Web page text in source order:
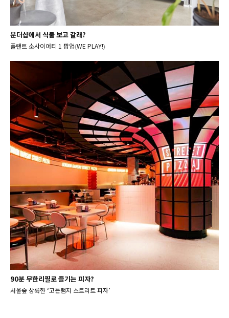
분더샵에서 식물 보고 갈래?
플랜트 소사이어티 1 팝업〈WE PLAY!〉
90분 무한리필로 즐기는 피자?
서울숲 상륙한 ‘고든램지 스트리트 피자’